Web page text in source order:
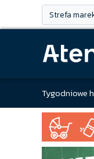
Strefa
Tygodniowe